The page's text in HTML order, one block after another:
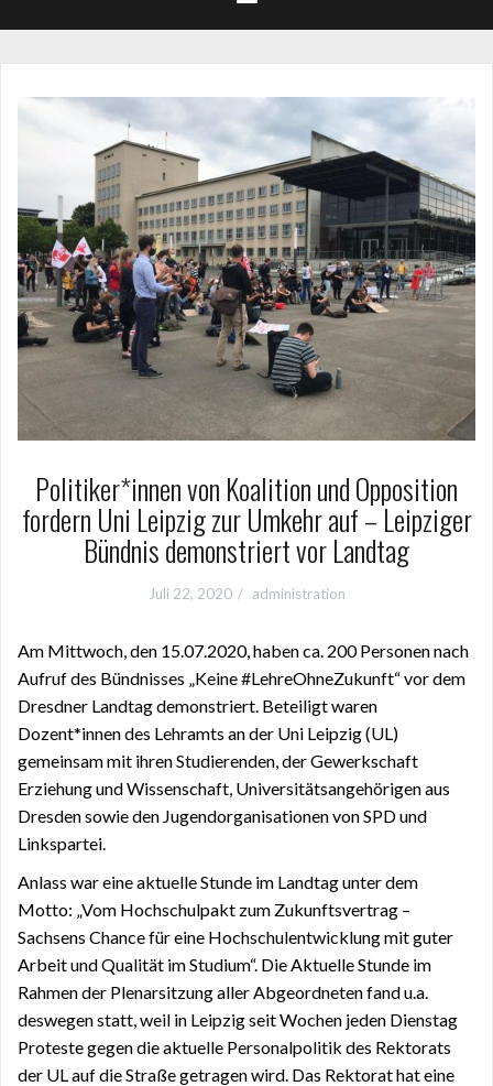
Politiker*innen von Koalition und Opposition
fordern Uni Leipzig zur Umkehr auf – Leipziger
Bündnis demonstriert vor Landtag
Juli 22, 2020 administration
Am Mittwoch, den 15.07.2020, haben ca. 200 Personen nach
Aufruf des Bündnisses „Keine #LehreOhneZukunft“ vor dem
Dresdner Landtag demonstriert. Beteiligt waren
Dozent*innen des Lehramts an der Uni Leipzig (UL)
gemeinsam mit ihren Studierenden, der Gewerkschaft
Erziehung und Wissenschaft, Universitätsangehörigen aus
Dresden sowie den Jugendorganisationen von SPD und
Linkspartei.
Anlass war eine aktuelle Stunde im Landtag unter dem
Motto: „Vom Hochschulpakt zum Zukunftsvertrag –
Sachsens Chance für eine Hochschulentwicklung mit guter
Arbeit und Qualität im Studium“. Die Aktuelle Stunde im
Rahmen der Plenarsitzung aller Abgeordneten fand u.a.
deswegen statt, weil in Leipzig seit Wochen jeden Dienstag
Proteste gegen die aktuelle Personalpolitik des Rektorats
der UL auf die Straße getragen wird. Das Rektorat hat eine